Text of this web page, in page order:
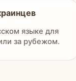
языке для
за рубежом.